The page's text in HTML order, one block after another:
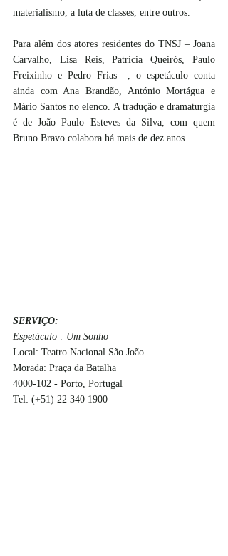
materialismo, a luta de classes, entre outros.
Para além dos atores residentes do TNSJ – Joana
Carvalho, Lisa Reis, Patrícia Queirós, Paulo
Freixinho e Pedro Frias –, o espetáculo conta
ainda com Ana Brandão, António Mortágua e
Mário Santos no elenco. A tradução e dramaturgia
é de João Paulo Esteves da Silva, com quem
Bruno Bravo colabora há mais de dez anos.
SERVIÇO:
Espetáculo : Um Sonho
Local: Teatro Nacional São João
Morada: Praça da Batalha
4000-102 - Porto, Portugal
Tel: (+51) 22 340 1900